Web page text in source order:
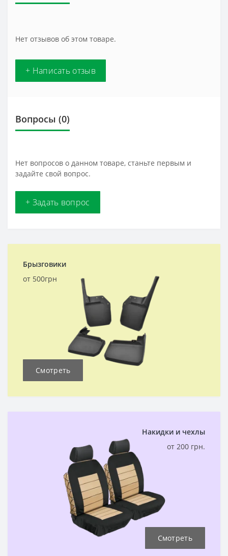
Нет отзывов об этом товаре.
+ Написать отзыв
Вопросы (0)
Нет вопросов о данном товаре, станьте первым и
задайте свой вопрос.
+ Задать вопрос
Брызговики
от 500грн
Смотреть
Накидки и чехлы
от 200 грн.
Смотреть